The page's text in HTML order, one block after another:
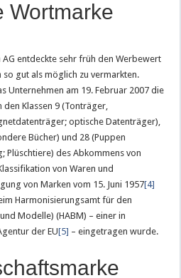
Wortmarke
entdeckte sehr früh den Werbewert
so gut als möglich zu vermarkten.
Unternehmen am 19. Februar 2007 die
den Klassen 9 (Tonträger,
optische Datenträger),
Bücher) und 28 (Puppen
Plüschtiere) des Abkommens von
von Waren und
von Marken vom 15. Juni 1957[4]
Harmonisierungsamt für den
Modelle) (HABM) – einer in
der EU[5] – eingetragen wurde.